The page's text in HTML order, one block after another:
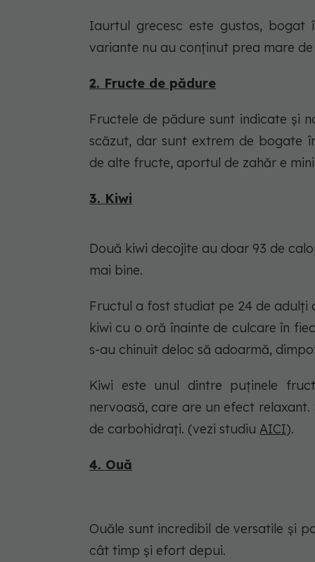
Iaurtul grecesc este gustos,
variante nu au conținut prea mare de
2. Fructe de pădure
Fructele de pădure sunt indicate și
scăzut, dar sunt extrem de bogate
de alte fructe, aportul de zahăr e
3. Kiwi
Două kiwi decojite au doar 93 de
mai bine.
Fructul a fost studiat pe 24 de
kiwi cu o oră înainte de culcare în
s-au chinuit deloc să adoarmă,
Kiwi este unul dintre puținele
nervoasă, care are un efect
de carbohidrați. (vezi studiu AICI).
4. Ouă
Ouăle sunt incredibil de versatile și
cât timp și efort depui.